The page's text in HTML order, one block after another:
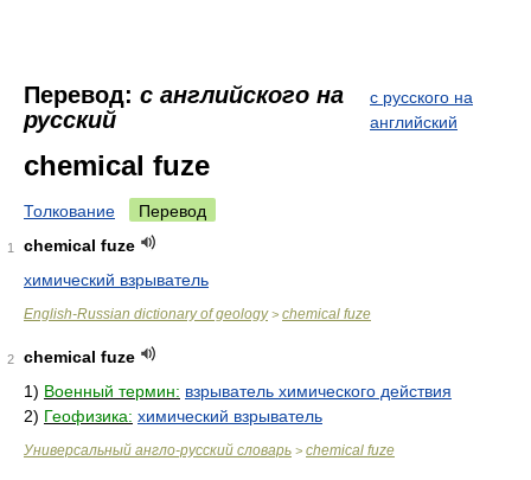
Перевод: с английского на
русский
с русского на
английский
chemical fuze
Толкование Перевод
1
chemical fuze
химический взрыватель
English-Russian dictionary of geology> chemical fuze
2
chemical fuze
1) Военный термин: взрыватель химического действия
2) Геофизика: химический взрыватель
Универсальный англо-русский словарь > chemical fuze